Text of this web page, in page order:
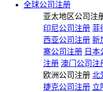
全球公司注册
亚太地区公司注
印尼公司注册 菲
西亚公司注册 新
寨公司注册 日本
注册 澳门公司注
欧洲公司注册 北
捷克公司注册 立